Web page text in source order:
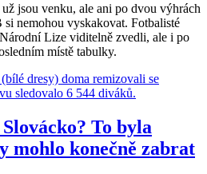
jsou venku, ale ani po dvou výhrách
nemohou vyskakovat. Fotbalisté
Lize viditelně zvedli, ale i po
místě tabulky.
To byla
mohlo konečně zabrat